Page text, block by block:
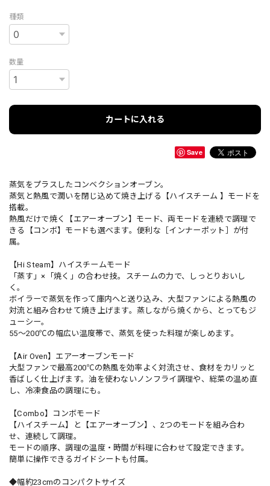
種類
数量
カートに入れる
Save
蒸気をプラスしたコンベクションオーブン。
蒸気と熱風で潤いを閉じ込めて焼き上げる【ハイスチーム 】モードを
搭載。
熱風だけで焼く【エアーオーブン】モード、両モードを連続で調理で
きる【コンボ】モードも選べます。便利な［インナーポット］が付
属。
【Hi Steam】ハイスチームモード
「蒸す」×「焼く」の合わせ技。スチームの力で、しっとりおいし
く。
ボイラーで蒸気を作って庫内へと送り込み、大型ファンによる熱風の
対流と組み合わせて焼き上げます。蒸しながら焼くから、とってもジ
ューシー。
55〜200℃の幅広い温度帯で、蒸気を使った料理が楽しめます。
【Air Oven】エアーオーブンモード
大型ファンで最高200℃の熱風を効率よく対流させ、食材をカリッと
香ばしく仕上げます。油を使わないノンフライ調理や、総菜の温め直
し、冷凍食品の調理にも。
【Combo】コンボモード
【ハイスチーム】と【エアーオーブン】、2つのモードを組み合わ
せ、連続して調理。
モードの順序、調理の温度・時間が料理に合わせて設定できます。
簡単に操作できるガイドシートも付属。
◆幅約23cmのコンパクトサイズ